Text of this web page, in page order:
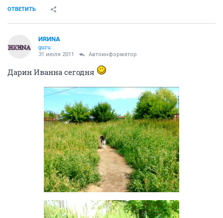
ОТВЕТИТЬ
ИRИNА
guru
31 июля 2011 Автоинформатор
Дарин Иванна сегодня